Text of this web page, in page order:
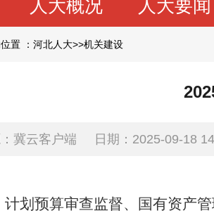
人大概况 人大要闻
置 ： 河北人大>>机关建设
冀云客户端 日期：2025-09-18
预算审查监督、国有资产管